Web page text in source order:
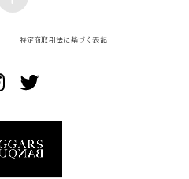
特定商取引法に基づく表記